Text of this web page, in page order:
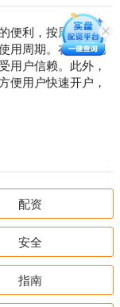
便利，按周进行配
用周期。在众多配
用户信赖。此外，
便用户快速开户，
配资
安全
指南